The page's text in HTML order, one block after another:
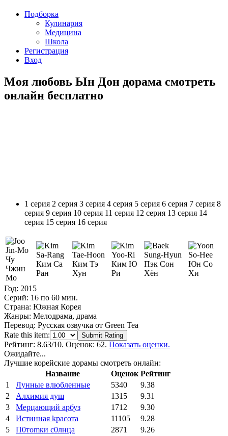
Подборка
Кулинария
Медицина
Школа
Регистрация
Вход
Моя любовь Ын Дон дорама смотреть
онлайн бесплатно
1 серия 2 серия 3 серия 4 серия 5 серия 6 серия 7 серия 8
серия 9 серия 10 серия 11 серия 12 серия 13 серия 14
серия 15 серия 16 серия
Чу
Чжин
Мо
Ким Са
Ран
Ким Тэ
Хун
Ким Ю
Ри
Пэк Сон
Хён
Юн Со
Хи
Год: 2015
Серий: 16 по 60 мин.
Страна: Южная Корея
Жанры: Мелодрама, драма
Перевод: Русская озвучка от Green Tea
Rate this item:
Submit Rating
Рейтинг: 8.63/10. Оценок: 62. Показать оценки.
Ожидайте...
Лучшие корейские дорамы смотреть онлайн:
Название
Оценок Рейтинг
1
Лунные влюбленные 5340
9.38
2
Алхимия душ 1315
9.31
3
Мерцающий арбуз 1712
9.30
4
Иcтиннaя kрасoтa 11105
9.28
5
П0тоmки c0лнцa 2871
9.26